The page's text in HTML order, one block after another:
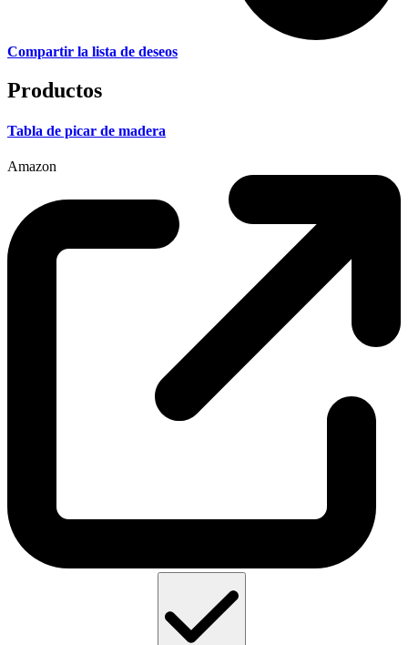
Compartir la lista de deseos
Productos
Tabla de picar de madera
Amazon